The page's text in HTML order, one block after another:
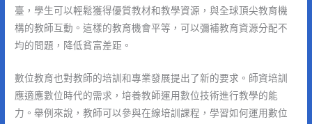
臺，學生可以輕鬆獲得優質教材和教學資源，與全球頂尖教育機
構的教師互動。這樣的教育機會平等，可以彌補教育資源分配不
均的問題，降低貧富差距。
數位教育也對教師的培訓和專業發展提出了新的要求。師資培訓
應適應數位時代的需求，培養教師運用數位技術進行教學的能
力。舉例來說，教師可以參與在線培訓課程，學習如何運用數位